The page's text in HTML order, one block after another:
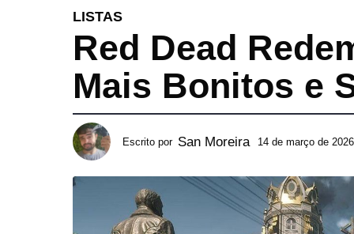
LISTAS
Red Dead
Mais Bonitos e
Escrito por San Moreira 14 de março de 2026